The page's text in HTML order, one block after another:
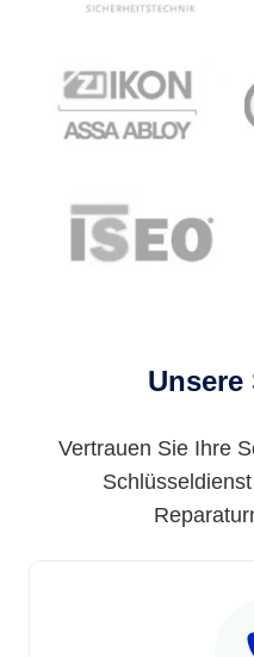
Unsere
Vertrauen Sie Ihre